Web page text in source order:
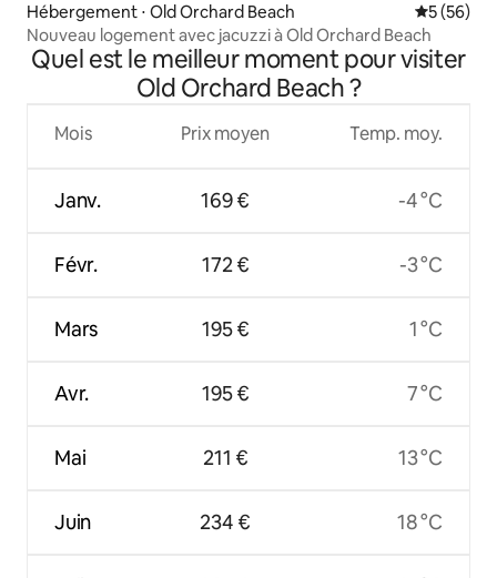
Hébergement ⋅ Old Orchard Beach
5 (56)
Nouveau logement avec jacuzzi à Old Orchard Beach
Quel est le meilleur moment pour visiter
Old Orchard Beach ?
Mois
Janv.
Févr.
Mars
Avr.
Mai
Juin
Prix moyen
169 €
172 €
195 €
195 €
211 €
234 €
Temp. moy.
-4 °C
-3 °C
1 °C
7 °C
13 °C
18 °C